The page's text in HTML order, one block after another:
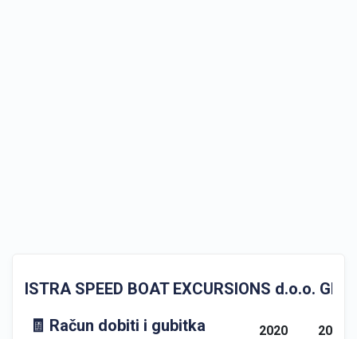
ISTRA SPEED BOAT EXCURSIONS d.o.o.
🧾 Račun dobiti i gubitka
2020
2021